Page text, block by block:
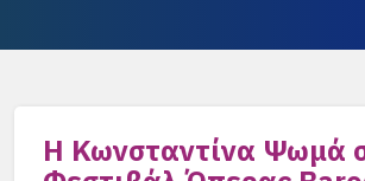
Η Κωνσταντίνα Ψωμά